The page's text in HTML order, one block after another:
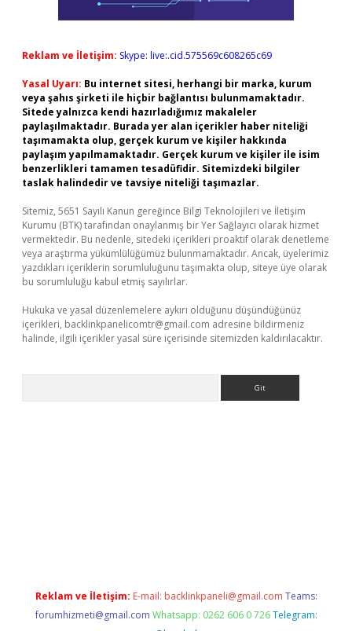
Reklam ve İletişim: Skype: live:.cid.575569c608265c69
Yasal Uyarı: Bu internet sitesi, herhangi bir marka, kurum
veya şahıs şirketi ile hiçbir bağlantısı bulunmamaktadır.
Sitede yalnızca kendi hazırladığımız makaleler
paylaşılmaktadır. Burada yer alan içerikler haber niteliği
taşımamakta olup, gerçek kurum ve kişiler hakkında
paylaşım yapılmamaktadır. Gerçek kurum ve kişiler ile isim
benzerlikleri tamamen tesadüfidir. Sitemizdeki bilgiler
taslak halindedir ve tavsiye niteliği taşımazlar.
Sitemiz, 5651 Sayılı Kanun gereğince Bilgi Teknolojileri ve İletişim
Kurumu (BTK) tarafından onaylanmış bir Yer Sağlayıcı olarak hizmet
vermektedir. Bu nedenle, sitedeki içerikleri proaktif olarak denetleme
veya araştırma yükümlülüğümüz bulunmamaktadır. Ancak, üyelerimiz
yazdıkları içeriklerin sorumluluğunu taşımakta olup, siteye üye olarak
bu sorumluluğu kabul etmiş sayılırlar.
Hukuka ve yasal düzenlemelere aykırı olduğunu düşündüğünüz
içerikleri, backlinkpanelicomtr@gmail.com adresine bildirmeniz
halinde, ilgili içerikler yasal süre içerisinde sitemizden kaldırılacaktır.
Reklam ve İletişim: E-mail: backlinkpaneli@gmail.com Teams:
forumhizmeti@gmail.com Whatsapp: 0262 606 0 726 Telegram: